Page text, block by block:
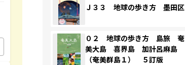
Ｊ３３ 地球の歩き方 墨田区
０２ 地球の歩き方 島旅 奄
美大島 喜界島 加計呂麻島
（奄美群島１） ５訂版